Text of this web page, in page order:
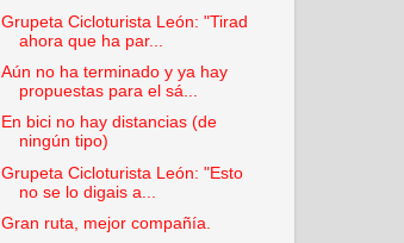
Grupeta Cicloturista León: "Tirad
ahora que ha par...
Aún no ha terminado y ya hay
propuestas para el sá...
En bici no hay distancias (de
ningún tipo)
Grupeta Cicloturista León: "Esto
no se lo digais a...
Gran ruta, mejor compañía.